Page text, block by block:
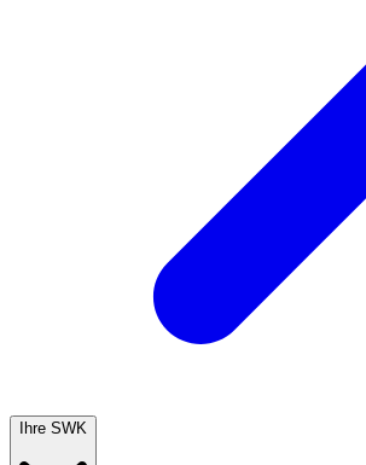
Ihre SWK